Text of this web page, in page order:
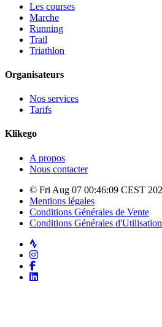
Les courses
Marche
Running
Trail
Triathlon
Organisateurs
Nos services
Tarifs
Klikego
A propos
Nous contacter
© Fri Aug 07 00:46:09 CEST
Mentions légales
Conditions Générales de Vente
Conditions Générales d'Utilisation
Strava
Instagram
Facebook
LinkedIn